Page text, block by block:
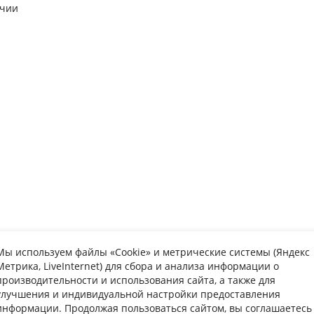
Вопрос-ответ Каталог
используем файлы «Cookie» и метрические системы (Яндекс
LiveInternet) для сбора и анализа информации о
и использования сайта, а также для
и индивидуальной настройки предоставления
Продолжая пользоваться сайтом, вы соглашаетесь